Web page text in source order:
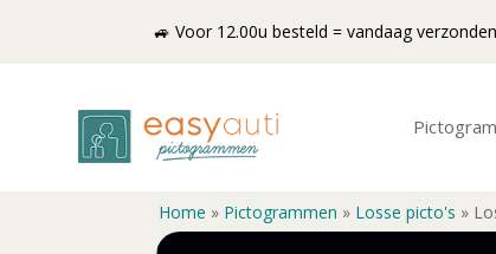
🚙 Voor 12.00u besteld = vandaag verzonden
Home » Pictogrammen » Losse picto's »